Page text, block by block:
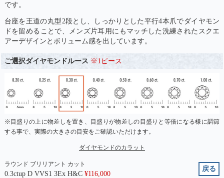
です。
台座を王道の丸型2段とし、しっかりとした平行4本爪でダイヤモン
ドを留めることで、メンズ片耳用にもマッチした洗練されたスクエ
アーデザインとボリューム感を出しています。
ご選択ダイヤモンドルース ※1ピース
※目盛りの上に物差しを置き、目盛りが物差しの目盛りと等倍になる様に調節
する事で、実際の大きさの目安をご確認いただけます。
ダイヤモンドのカラット
ラウンド ブリリアント カット
0.3ctup D VVS1 3Ex H&C ¥116,000
戻る